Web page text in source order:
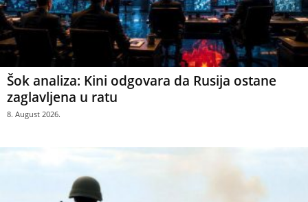
Šok analiza: Kini odgovara da Rusija ostane
zaglavljena u ratu
8. August 2026.